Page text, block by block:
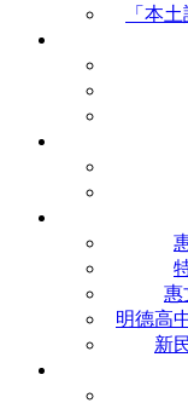
「本
惠
明德高
新